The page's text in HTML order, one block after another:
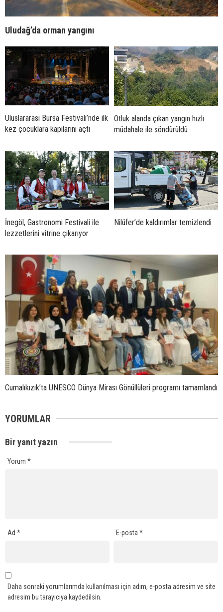
Uludağ’da orman yangını
Uluslararası Bursa Festivali’nde ilk
kez çocuklara kapılarını açtı
Otluk alanda çıkan yangın hızlı
müdahale ile söndürüldü
İnegöl, Gastronomi Festivali ile
lezzetlerini vitrine çıkarıyor
Nilüfer’de kaldırımlar temizlendi
Cumalıkızık’ta UNESCO Dünya Mirası Gönüllüleri programı tamamlandı
YORUMLAR
Bir yanıt yazın
Yorum *
Ad * E-posta*
Daha sonraki yorumlarımda kullanılması için adım, e-posta adresim ve site
adresim bu tarayıcıya kaydedilsin.